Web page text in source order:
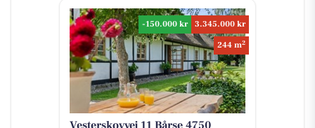
-150.000 kr
3.345.000 kr
244 m2